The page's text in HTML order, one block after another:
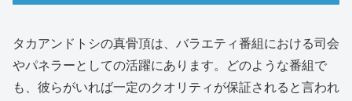
タカアンドトシの真骨頂は、バラエティ番組における司会
やパネラーとしての活躍にあります。どのような番組で
も、彼らがいれば一定のクオリティが保証されると言われ